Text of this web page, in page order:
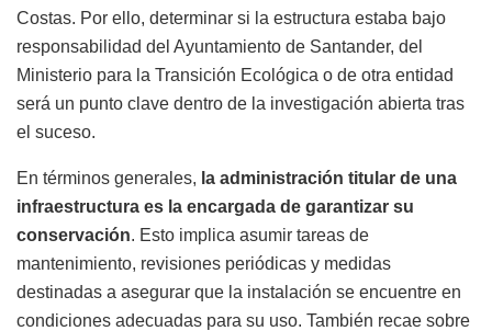
Costas. Por ello, determinar si la estructura estaba bajo
responsabilidad del Ayuntamiento de Santander, del
Ministerio para la Transición Ecológica o de otra entidad
será un punto clave dentro de la investigación abierta tras
el suceso.
En términos generales, la administración titular de una
infraestructura es la encargada de garantizar su
conservación. Esto implica asumir tareas de
mantenimiento, revisiones periódicas y medidas
destinadas a asegurar que la instalación se encuentre en
condiciones adecuadas para su uso. También recae sobre